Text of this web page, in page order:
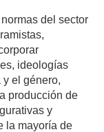
del sector
ideologías
el género,
producción de
y
la mayoría de